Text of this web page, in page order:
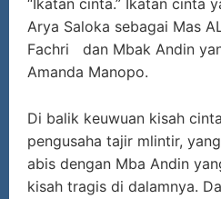
“Ikatan cinta.” Ikatan cinta
Arya Saloka sebagai Mas
Fachri dan Mbak Andin
Amanda Manopo.
Di balik keuwuan kisah
pengusaha tajir mlintir,
abis dengan Mba Andin
kisah tragis di dalamnya.